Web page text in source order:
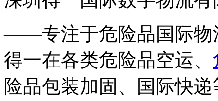
——专注于危险品国际物
得一在各类危险品空运、
险品包装加固、国际快